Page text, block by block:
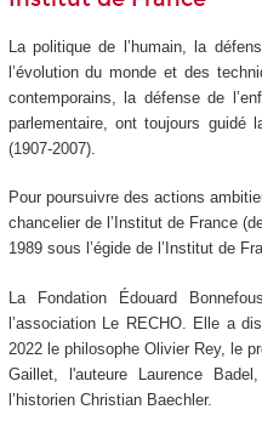
La politique de l’humain, la
l’évolution du monde et des
contemporains, la défense de
parlementaire, ont toujours guidé
(1907-2007).
Pour poursuivre des actions
chancelier de l’Institut de France
1989 sous l’égide de l’Institut de
La Fondation Édouard
l’association Le RECHO. Elle a
2022 le philosophe Olivier Rey, le
Gaillet, l'auteure Laurence
l’historien Christian Baechler.